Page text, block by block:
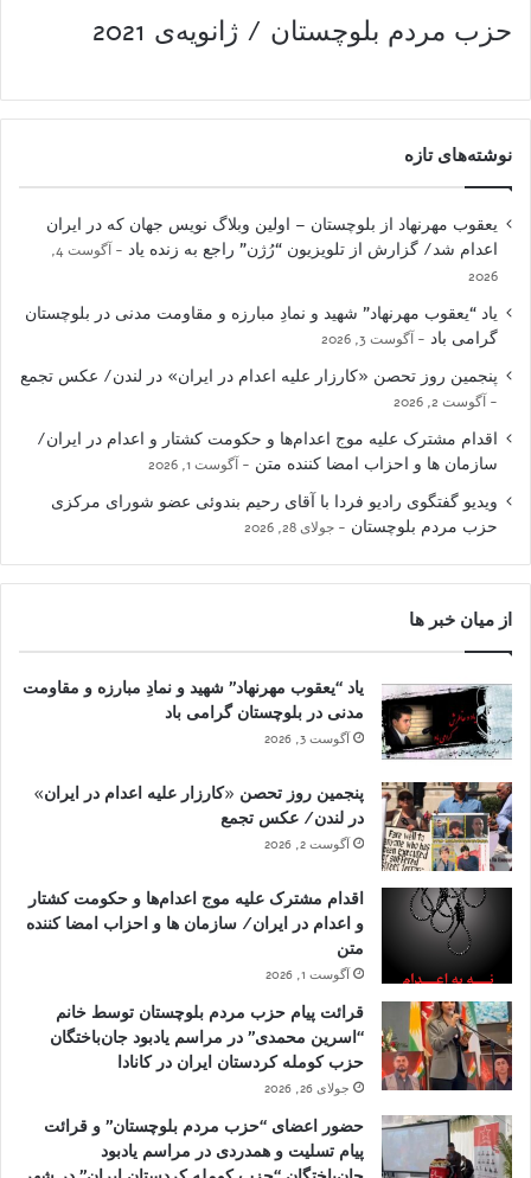
حزب مردم بلوچستان / ژانویه‌ی 2021
نوشته‌های تازه
یعقوب مهرنهاد از بلوچستان – اولین وبلاگ نویس جهان که در ایران
اعدام شد/ گزارش از تلویزیون “رُژن” راجع به زنده یاد
آگوست 4,
2026
یاد “یعقوب مهرنهاد” شهید و نمادِ مبارزه و مقاومت مدنی در بلوچستان
گرامی باد
آگوست 3, 2026
پنجمین روز تحصن «کارزار علیه اعدام در ایران» در لندن/ عکس تجمع
آگوست 2, 2026
اقدام مشترک علیه موج اعدام‌ها و حکومت کشتار و اعدام در ایران/
سازمان ها و احزاب امضا کننده متن
آگوست 1, 2026
ویدیو گفتگوی رادیو فردا با آقای رحیم بندوئی عضو شورای مرکزی
حزب مردم بلوچستان
جولای 28, 2026
از میان خبر ها
یاد “یعقوب مهرنهاد” شهید و نمادِ مبارزه و مقاومت
مدنی در بلوچستان گرامی باد
آگوست 3, 2026
پنجمین روز تحصن «کارزار علیه اعدام در ایران»
در لندن/ عکس تجمع
آگوست 2, 2026
اقدام مشترک علیه موج اعدام‌ها و حکومت کشتار
و اعدام در ایران/ سازمان ها و احزاب امضا کننده
متن
آگوست 1, 2026
قرائت پیام حزب مردم بلوچستان توسط خانم
“اسرین محمدی” در مراسم یادبود جان‌باختگان
حزب کومله کردستان ایران در کانادا
جولای 26, 2026
حضور اعضای “حزب مردم بلوچستان” و قرائت
پیام تسلیت و همدردی در مراسم یادبود